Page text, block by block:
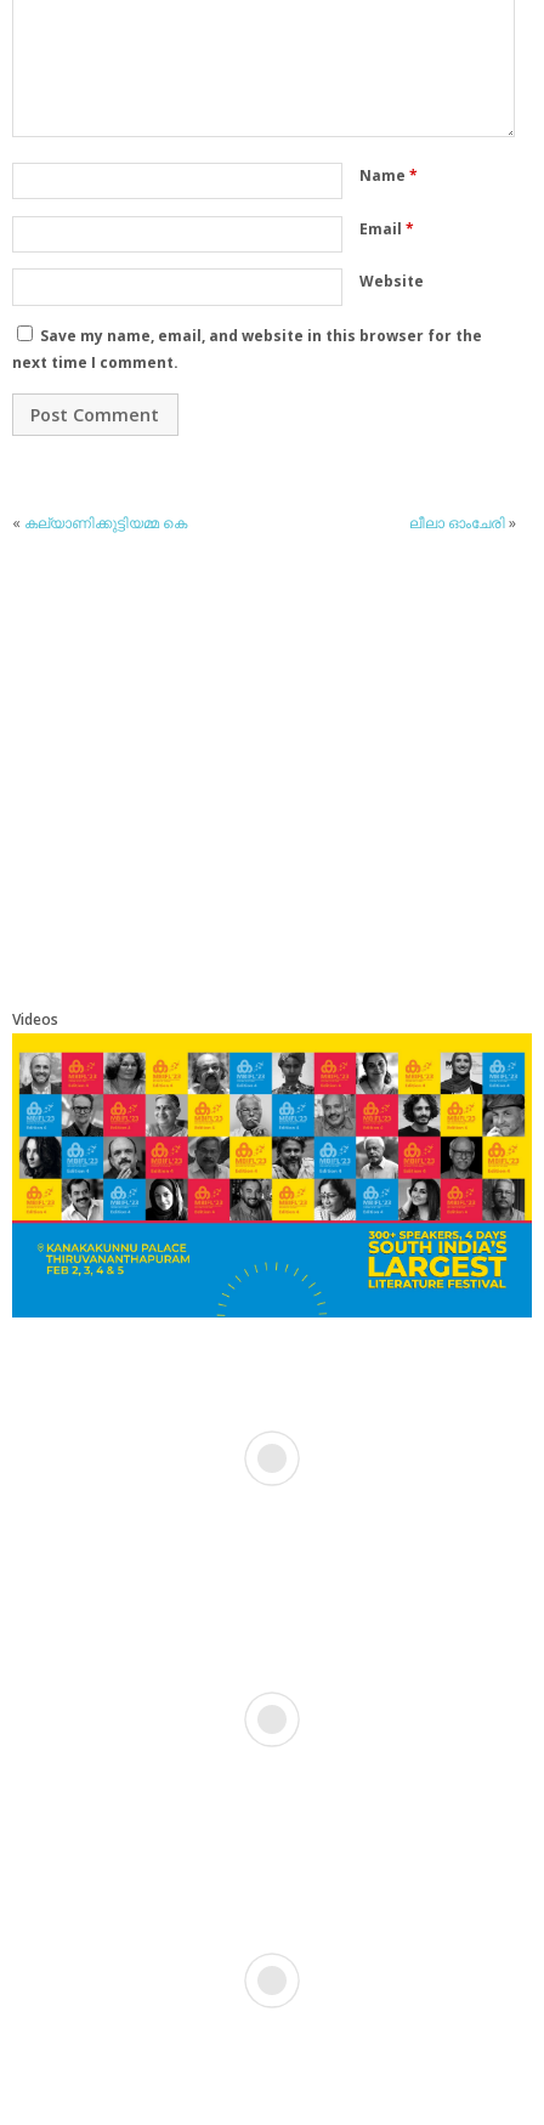
Name *
Email *
Website
Save my name, email, and website in this browser for the
next time I comment.
« കല്യാണിക്കുട്ടിയമ്മ കെ ലീലാ ഓംചേരി»
Videos